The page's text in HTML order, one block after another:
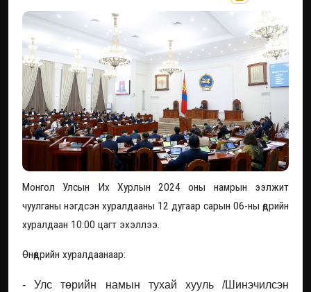
Монгол Улсын Их Хурлын 2024 оны намрын ээлжит
чуулганы нэгдсэн хуралдааны 12 дугаар сарын 06-ны өдрийн
хуралдаан 10:00 цагт эхэллээ.
Өнөөдрийн хуралдаанаар:
- Улс төрийн намын тухай хууль /Шинэчилсэн